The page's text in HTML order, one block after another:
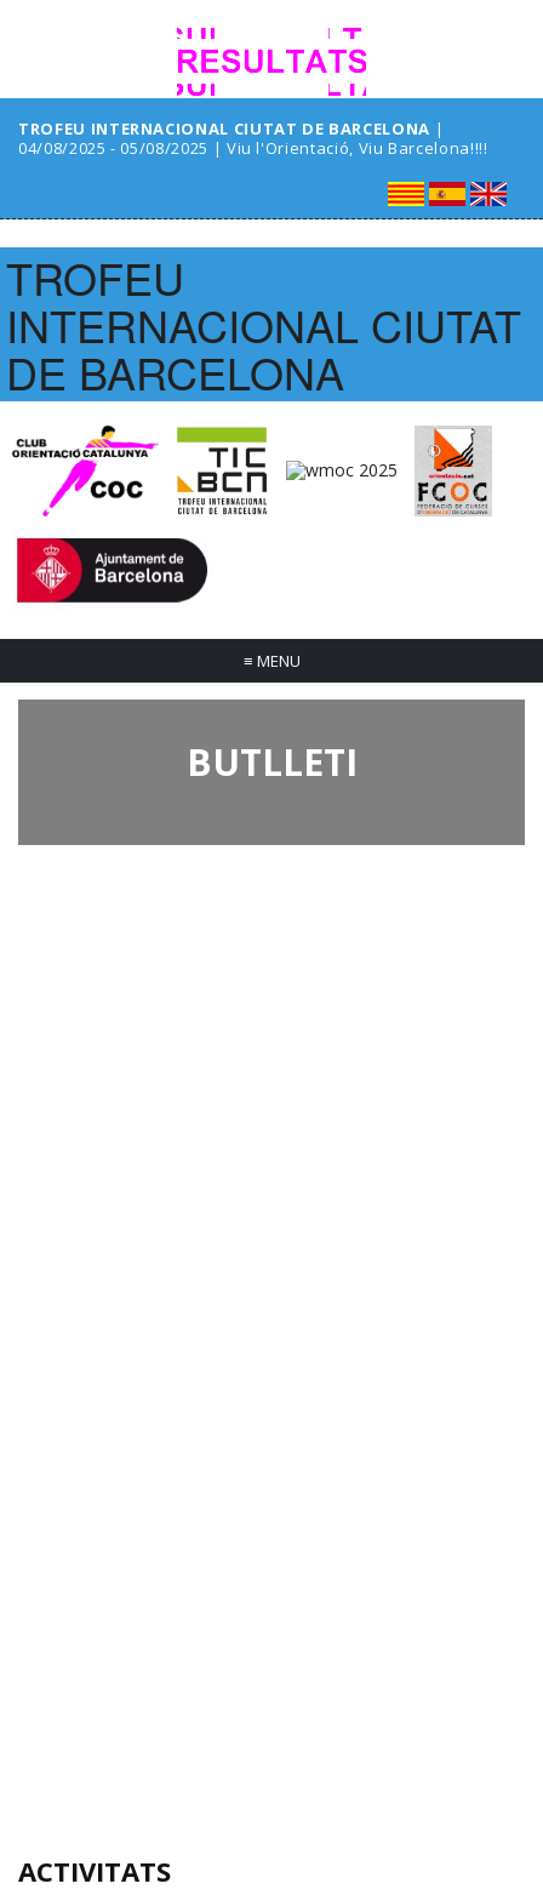
TROFEU INTERNACIONAL CIUTAT DE BARCELONA |
04/08/2025 - 05/08/2025 | Viu l'Orientació, Viu Barcelona!!!!
TROFEU
INTERNACIONAL CIUTAT
DE BARCELONA
≡ MENU
BUTLLETI
ACTIVITATS